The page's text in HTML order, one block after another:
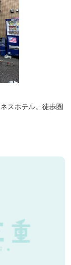
スホテル。徒歩圏